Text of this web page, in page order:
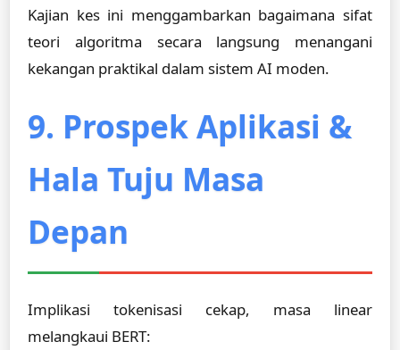
Kajian kes ini menggambarkan bagaimana sifat
teori algoritma secara langsung menangani
kekangan praktikal dalam sistem AI moden.
9. Prospek Aplikasi &
Hala Tuju Masa
Depan
Implikasi tokenisasi cekap, masa linear
melangkaui BERT: